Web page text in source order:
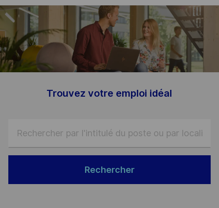
Trouvez votre emploi idéal
Rechercher